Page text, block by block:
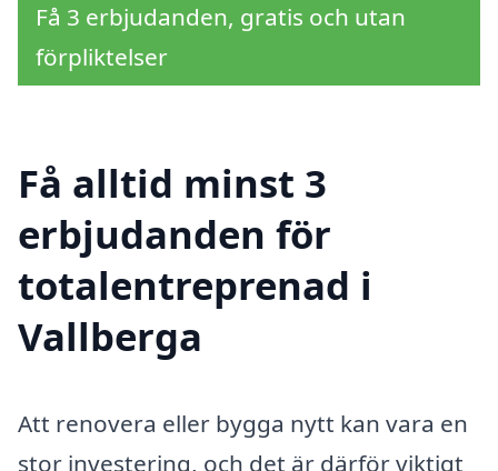
Få 3 erbjudanden, gratis och utan
förpliktelser
Få alltid minst 3
erbjudanden för
totalentreprenad i
Vallberga
Att renovera eller bygga nytt kan vara en
stor investering, och det är därför viktigt